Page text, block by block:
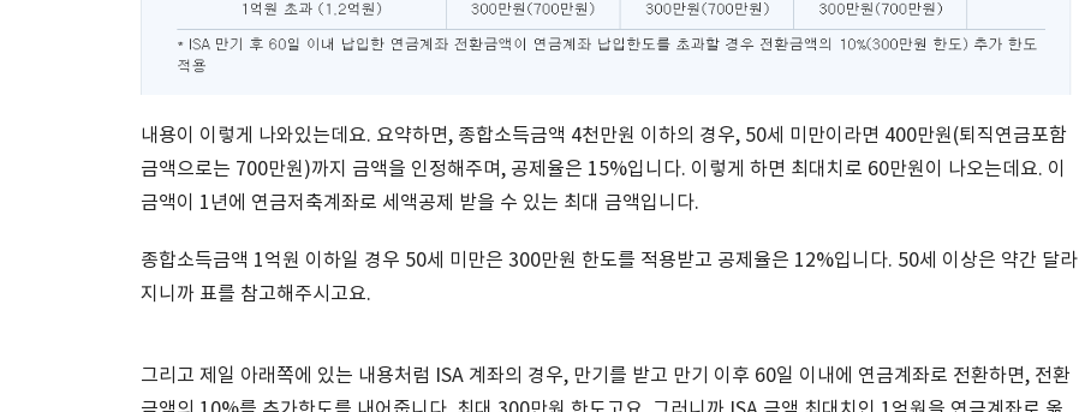
내용이 이렇게 나와있는데요. 요약하면, 종합소득금액 4천만원 이하의 경우, 50세 미만이라면 400만원(퇴직연금포함
금액으로는 700만원)까지 금액을 인정해주며, 공제율은 15%입니다. 이렇게 하면 최대치로 60만원이 나오는데요. 이
금액이 1년에 연금저축계좌로 세액공제 받을 수 있는 최대 금액입니다.
종합소득금액 1억원 이하일 경우 50세 미만은 300만원 한도를 적용받고 공제율은 12%입니다. 50세 이상은 약간 달라
지니까 표를 참고해주시고요.
그리고 제일 아래쪽에 있는 내용처럼 ISA 계좌의 경우, 만기를 받고 만기 이후 60일 이내에 연금계좌로 전환하면, 전환